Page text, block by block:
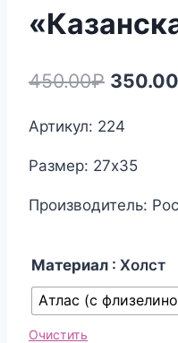
450.00₽
450.00₽.
350.00
Артикул: 224
Размер: 27х35
Производитель:
Материал : Холст
Атлас (с
Очистить